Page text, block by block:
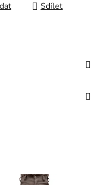
Sdílet